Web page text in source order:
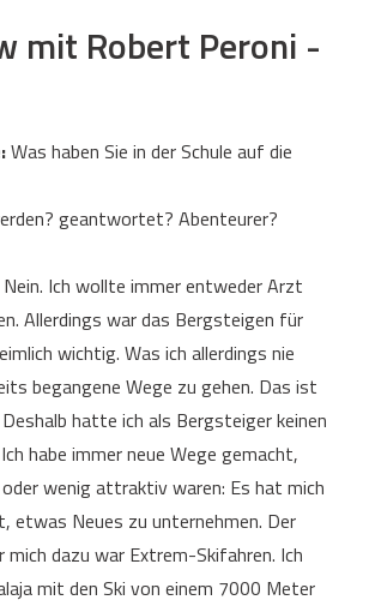
mit Robert Peroni -
Was haben Sie in der Schule auf die
geantwortet? Abenteurer?
Ich wollte immer entweder Arzt
Allerdings war das Bergsteigen für
wichtig. Was ich allerdings nie
begangene Wege zu gehen. Das ist
hatte ich als Bergsteiger keinen
habe immer neue Wege gemacht,
wenig attraktiv waren: Es hat mich
etwas Neues zu unternehmen. Der
dazu war Extrem-Skifahren. Ich
mit den Ski von einem 7000 Meter